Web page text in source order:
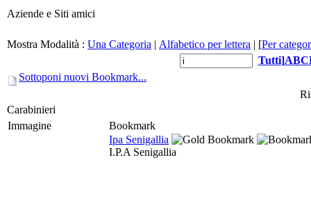
Aziende e Siti amici
Mostra Modalità : Una Categoria | Alfabetico per lettera | [Per
Tutti]ABC
Sottoponi nuovi Bookmark...
Carabinieri
Immagine
Bookmark
Ipa Senigallia
I.P.A Senigallia